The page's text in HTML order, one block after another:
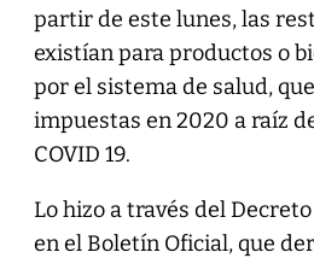
partir de este lunes, las
existían para productos o
por el sistema de salud,
impuestas en 2020 a raíz
COVID 19.
Lo hizo a través del
en el Boletín Oficial, que